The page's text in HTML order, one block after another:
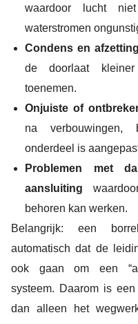
waardoor lucht
waterstromen
Condens en
de doorlaat
toenemen.
Onjuiste of
na verbouwingen,
onderdeel is
Problemen met
aansluiting
behoren kan werken.
Belangrijk: een
automatisch dat de
ook gaan om een
systeem. Daarom is
dan alleen het